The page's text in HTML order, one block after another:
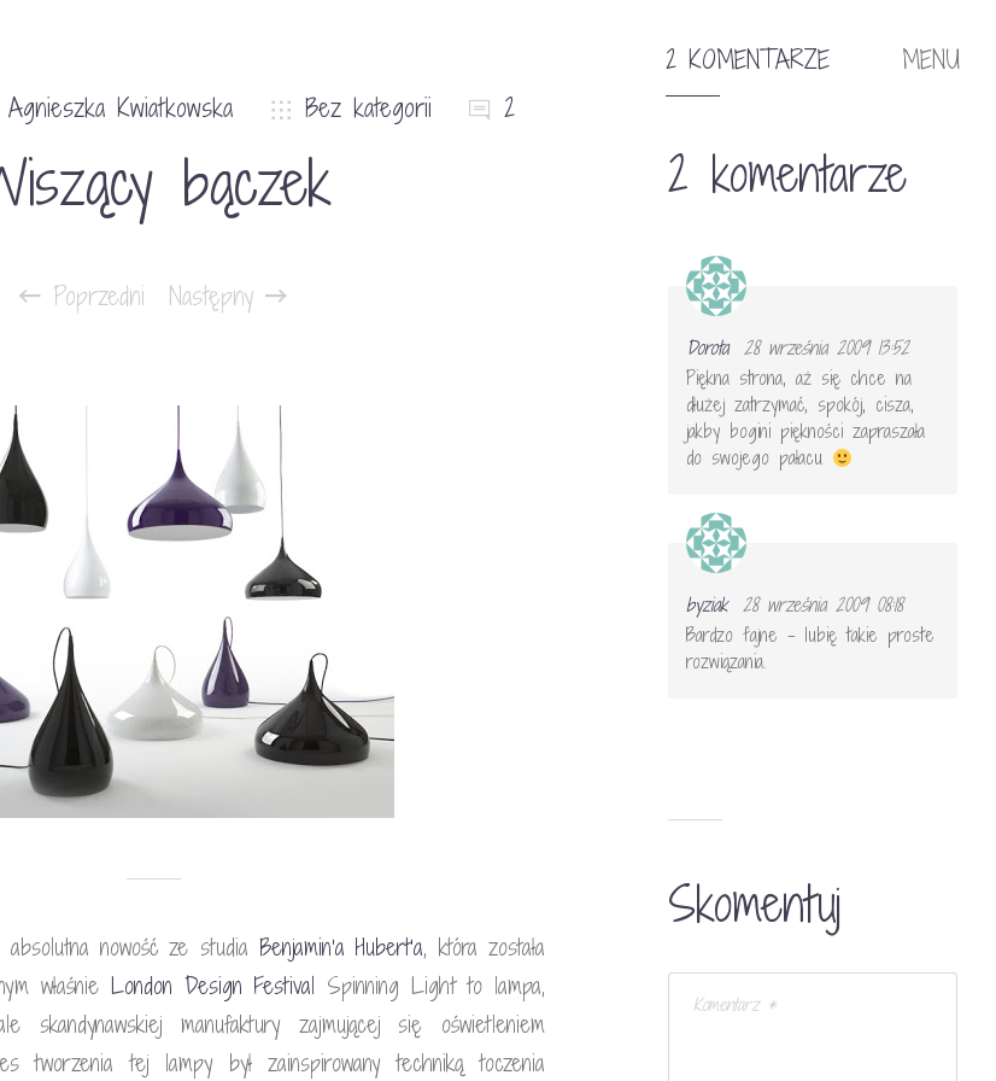
Agnieszka Kwiatkowska Bez kategorii 2
bączek
Poprzedni Następny
nowość ze studia Benjamin’a Hubert’a, która została
właśnie London Design Festival Spinning Light to lampa,
skandynawskiej manufaktury zajmującej się oświetleniem
tworzenia tej lampy był zainspirowany techniką toczenia
2 KOMENTARZE MENU
2 komentarze
Dorota 28 września 2009 13:52
Piękna strona, aż się chce na
dłużej zatrzymać, spokój, cisza,
jakby bogini piękności zapraszała
do swojego pałacu
byziak 28 września 2009 08:18
Bardzo fajne – lubię takie proste
rozwiązania.
Skomentuj